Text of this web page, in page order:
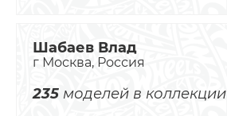
Шабаев Влад
г Москва, Россия
235 моделей в коллекции